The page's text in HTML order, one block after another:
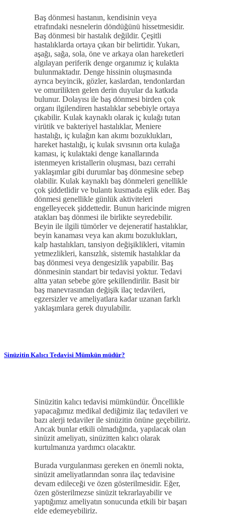
Baş dönmesi hastanın, kendisinin veya
etrafındaki nesnelerin döndüğünü hissetmesidir.
Baş dönmesi bir hastalık değildir. Çeşitli
hastalıklarda ortaya çıkan bir belirtidir. Yukarı,
aşağı, sağa, sola, öne ve arkaya olan hareketleri
algılayan periferik denge organımız iç kulakta
bulunmaktadır. Denge hissinin oluşmasında
ayrıca beyincik, gözler, kaslardan, tendonlardan
ve omurilikten gelen derin duyular da katkıda
bulunur. Dolayısı ile baş dönmesi birden çok
organı ilgilendiren hastalıklar sebebiyle ortaya
çıkabilir. Kulak kaynaklı olarak iç kulağı tutan
virütik ve bakteriyel hastalıklar, Meniere
hastalığı, iç kulağın kan akımı bozuklukları,
hareket hastalığı, iç kulak sıvısının orta kulağa
kaması, iç kulaktaki denge kanallarında
istenmeyen kristallerin oluşması, bazı cerrahi
yaklaşımlar gibi durumlar baş dönmesine sebep
olabilir. Kulak kaynaklı baş dönmeleri genellikle
çok şiddetlidir ve bulantı kusmada eşlik eder. Baş
dönmesi genellikle günlük aktiviteleri
engelleyecek şiddettedir. Bunun haricinde migren
atakları baş dönmesi ile birlikte seyredebilir.
Beyin ile ilgili tümörler ve dejeneratif hastalıklar,
beyin kanaması veya kan akımı bozuklukları,
kalp hastalıkları, tansiyon değişiklikleri, vitamin
yetmezlikleri, kansızlık, sistemik hastalıklar da
baş dönmesi veya dengesizlik yapabilir. Baş
dönmesinin standart bir tedavisi yoktur. Tedavi
altta yatan sebebe göre şekillendirilir. Basit bir
baş manevrasından değişik ilaç tedavileri,
egzersizler ve ameliyatlara kadar uzanan farklı
yaklaşımlara gerek duyulabilir.
Sinüzitin Kalıcı Tedavisi Mümkün müdür?
Sinüzitin kalıcı tedavisi mümkündür. Öncellikle
yapacağımız medikal dediğimiz ilaç tedavileri ve
bazı alerji tedaviler ile sinüzitin önüne geçebiliriz.
Ancak bunlar etkili olmadığında, yapılacak olan
sinüzit ameliyatı, sinüzitten kalıcı olarak
kurtulmanıza yardımcı olacaktır.
Burada vurgulanması gereken en önemli nokta,
sinüzit ameliyatlarından sonra ilaç tedavisine
devam edileceği ve özen gösterilmesidir. Eğer,
özen gösterilmezse sinüzit tekrarlayabilir ve
yaptığımız ameliyatın sonucunda etkili bir başarı
elde edemeyebiliriz.